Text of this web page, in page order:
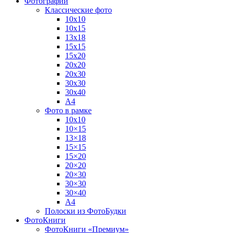
Классические фото
10х10
10х15
13х18
15х15
15х20
20х20
20х30
30х30
30х40
А4
Фото в рамке
10х10
10×15
13×18
15×15
15×20
20×20
20×30
30×30
30×40
A4
Полоски из ФотоБудки
ФотоКниги
ФотоКниги «Премиум»